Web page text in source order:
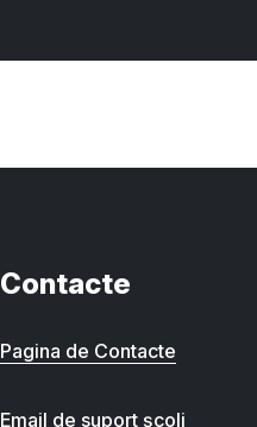
Contacte
Pagina de Contacte
Email de suport școli